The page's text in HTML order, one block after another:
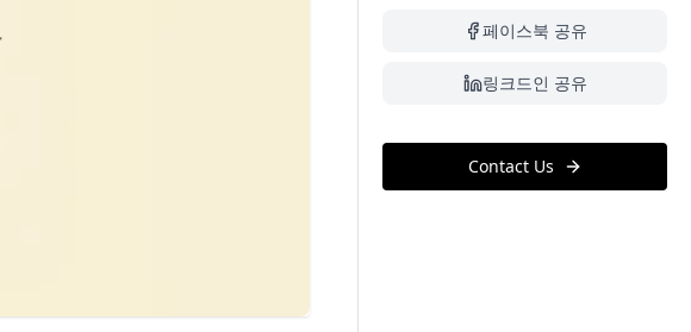
페이스북 공유
링크드인 공유
Contact Us